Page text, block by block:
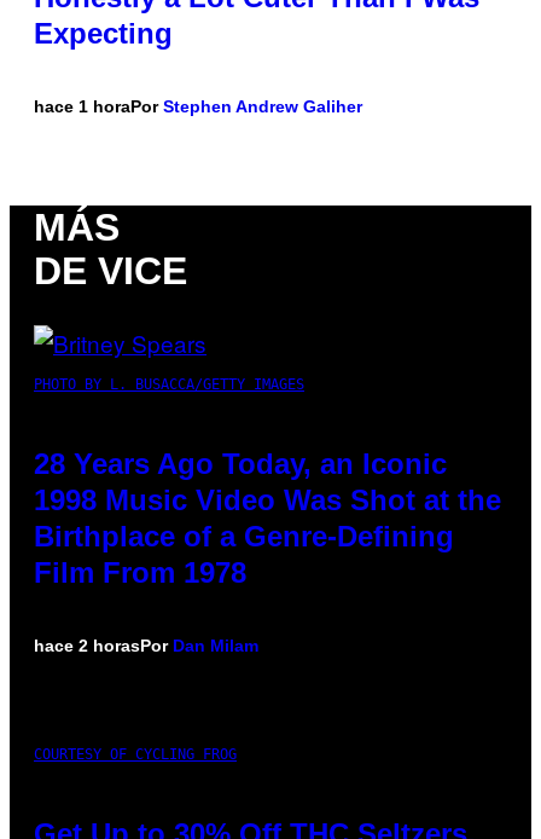
Expecting
hace 1 horaPorStephen Andrew Galiher
MÁS
DE VICE
PHOTO BY L. BUSACCA/GETTY IMAGES
28 Years Ago Today, an Iconic
1998 Music Video Was Shot at the
Birthplace of a Genre-Defining
Film From 1978
hace 2 horasPor Dan Milam
COURTESY OF CYCLING FROG